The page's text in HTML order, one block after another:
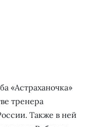
«Астраханочка»
тренера
Также в ней